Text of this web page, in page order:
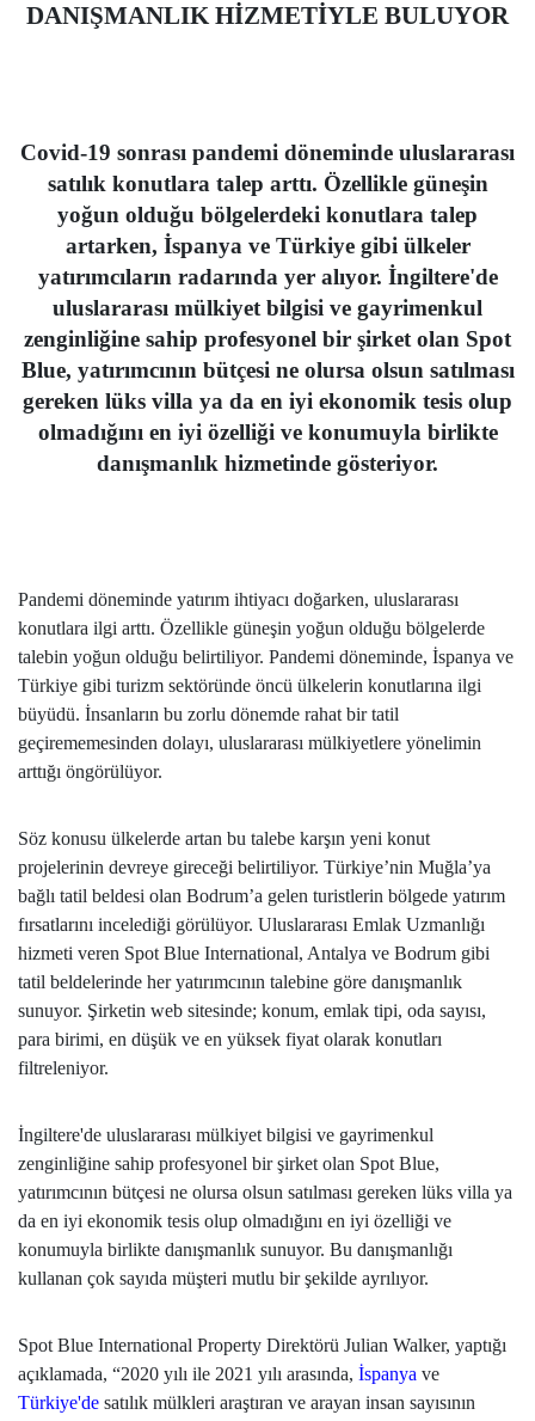
DANIŞMANLIK HİZMETİYLE BULUYOR
Covid-19 sonrası pandemi döneminde uluslararası
satılık konutlara talep arttı. Özellikle güneşin
yoğun olduğu bölgelerdeki konutlara talep
artarken, İspanya ve Türkiye gibi ülkeler
yatırımcıların radarında yer alıyor. İngiltere'de
uluslararası mülkiyet bilgisi ve gayrimenkul
zenginliğine sahip profesyonel bir şirket olan Spot
Blue, yatırımcının bütçesi ne olursa olsun satılması
gereken lüks villa ya da en iyi ekonomik tesis olup
olmadığını en iyi özelliği ve konumuyla birlikte
danışmanlık hizmetinde gösteriyor.
Pandemi döneminde yatırım ihtiyacı doğarken, uluslararası
konutlara ilgi arttı. Özellikle güneşin yoğun olduğu bölgelerde
talebin yoğun olduğu belirtiliyor. Pandemi döneminde, İspanya ve
Türkiye gibi turizm sektöründe öncü ülkelerin konutlarına ilgi
büyüdü. İnsanların bu zorlu dönemde rahat bir tatil
geçirememesinden dolayı, uluslararası mülkiyetlere yönelimin
arttığı öngörülüyor.
Söz konusu ülkelerde artan bu talebe karşın yeni konut
projelerinin devreye gireceği belirtiliyor. Türkiye’nin Muğla’ya
bağlı tatil beldesi olan Bodrum’a gelen turistlerin bölgede yatırım
fırsatlarını incelediği görülüyor. Uluslararası Emlak Uzmanlığı
hizmeti veren Spot Blue International, Antalya ve Bodrum gibi
tatil beldelerinde her yatırımcının talebine göre danışmanlık
sunuyor. Şirketin web sitesinde; konum, emlak tipi, oda sayısı,
para birimi, en düşük ve en yüksek fiyat olarak konutları
filtreleniyor.
İngiltere'de uluslararası mülkiyet bilgisi ve gayrimenkul
zenginliğine sahip profesyonel bir şirket olan Spot Blue,
yatırımcının bütçesi ne olursa olsun satılması gereken lüks villa ya
da en iyi ekonomik tesis olup olmadığını en iyi özelliği ve
konumuyla birlikte danışmanlık sunuyor. Bu danışmanlığı
kullanan çok sayıda müşteri mutlu bir şekilde ayrılıyor.
Spot Blue International Property Direktörü Julian Walker, yaptığı
açıklamada, “2020 yılı ile 2021 yılı arasında, İspanya ve
Türkiye'de satılık mülkleri araştıran ve arayan insan sayısının